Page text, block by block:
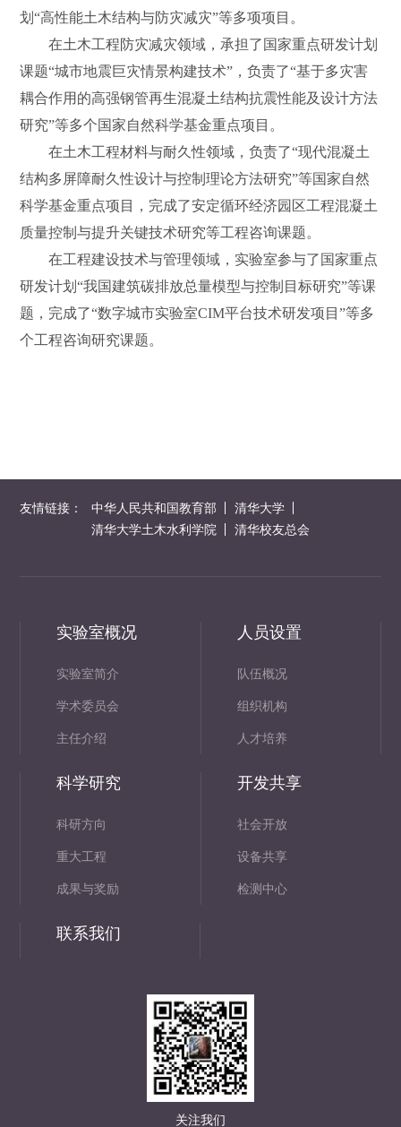
划“高性能土木结构与防灾减灾”等多项项目。
在土木工程防灾减灾领域，承担了国家重点研发计划
课题“城市地震巨灾情景构建技术”，负责了“基于多灾害
耦合作用的高强钢管再生混凝土结构抗震性能及设计方法
研究”等多个国家自然科学基金重点项目。
在土木工程材料与耐久性领域，负责了“现代混凝土
结构多屏障耐久性设计与控制理论方法研究”等国家自然
科学基金重点项目，完成了安定循环经济园区工程混凝土
质量控制与提升关键技术研究等工程咨询课题。
在工程建设技术与管理领域，实验室参与了国家重点
研发计划“我国建筑碳排放总量模型与控制目标研究”等课
题，完成了“数字城市实验室CIM平台技术研发项目”等多
个工程咨询研究课题。
友情链接： 中华人民共和国教育部
清华大学
清华大学土木水利学院
清华校友总会
实验室概况
实验室简介
学术委员会
主任介绍
人员设置
队伍概况
组织机构
人才培养
科学研究
科研方向
重大工程
成果与奖励
开发共享
社会开放
设备共享
检测中心
联系我们
关注我们